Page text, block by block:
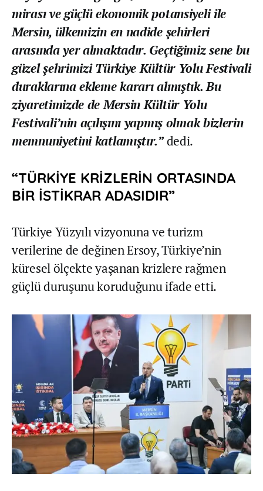
mirası ve güçlü ekonomik potansiyeli ile
Mersin, ülkemizin en nadide şehirleri
arasında yer almaktadır. Geçtiğimiz sene bu
güzel şehrimizi Türkiye Kültür Yolu Festivali
duraklarına ekleme kararı almıştık. Bu
ziyaretimizde de Mersin Kültür Yolu
Festivali’nin açılışını yapmış olmak bizlerin
memnuniyetini katlamıştır.”dedi.
“TÜRKİYE KRİZLERİN ORTASINDA
BİR İSTİKRAR ADASIDIR”
Türkiye Yüzyılı vizyonuna ve turizm
verilerine de değinen Ersoy, Türkiye’nin
küresel ölçekte yaşanan krizlere rağmen
güçlü duruşunu koruduğunu ifade etti.